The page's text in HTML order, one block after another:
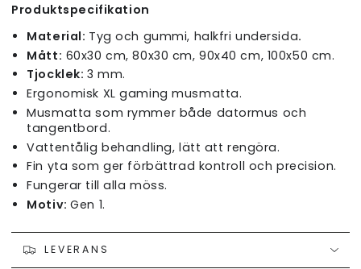
Produktspecifikation
Material: Tyg och gummi, halkfri undersida.
Mått: 60x30 cm, 80x30 cm, 90x40 cm, 100x50 cm.
Tjocklek: 3 mm.
Ergonomisk XL gaming musmatta.
Musmatta som rymmer både datormus och
tangentbord.
Vattentålig behandling, lätt att rengöra.
Fin yta som ger förbättrad kontroll och precision.
Fungerar till alla möss.
Motiv:Gen 1.
LEVERANS